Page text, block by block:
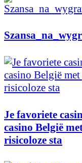
Je favoriete
casino België
risicoloze sta